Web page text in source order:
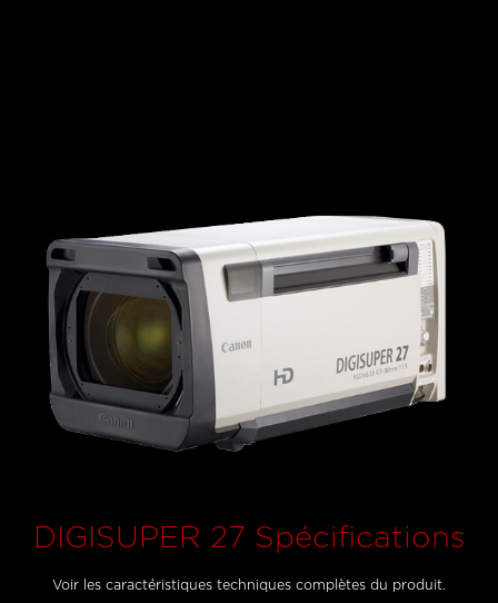
DIGISUPER 27 Spécifications
Voir les caractéristiques techniques complètes du produit.